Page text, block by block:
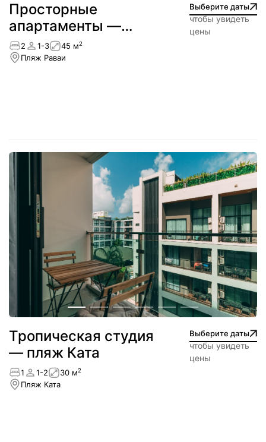
Просторные
апартаменты —
NEW
Выберите даты
чтобы увидеть
цены
2 1-3 45 м2
Пляж Раваи
Тропическая студия
— пляж Ката
Выберите даты
чтобы увидеть
цены
1 1-2 30 м2
Пляж Ката